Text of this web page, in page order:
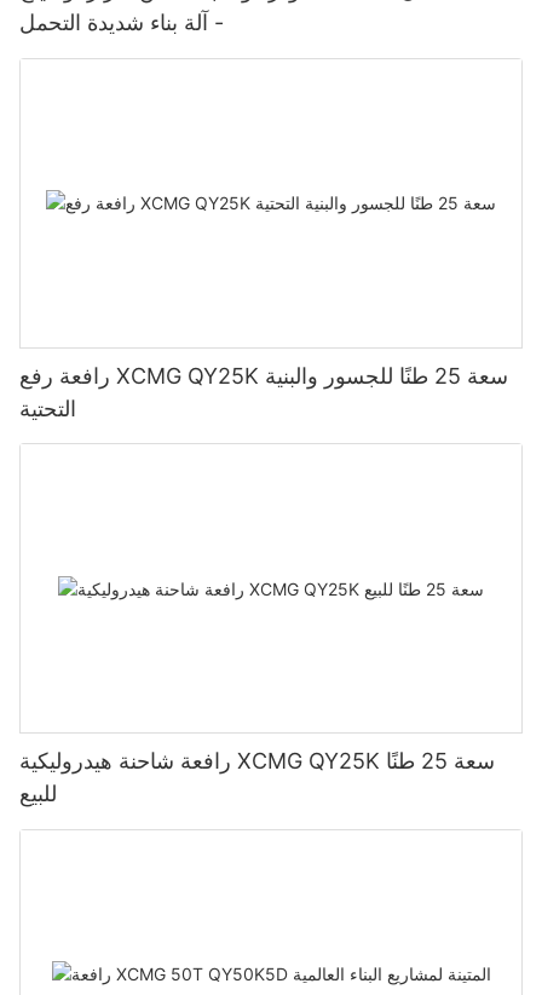
- آلة بناء شديدة التحمل
رافعة رفع XCMG QY25K سعة 25 طنًا للجسور والبنية
التحتية
رافعة شاحنة هيدروليكية XCMG QY25K سعة 25 طنًا
للبيع